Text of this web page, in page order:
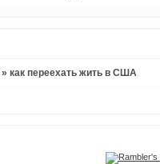
»как переехать жить в США